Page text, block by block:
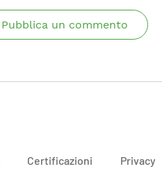
Pubblica un commento
Certificazioni Privacy